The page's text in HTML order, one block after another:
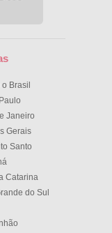
Brasil
Janeiro
Gerais
Santo
Catarina
do Sul